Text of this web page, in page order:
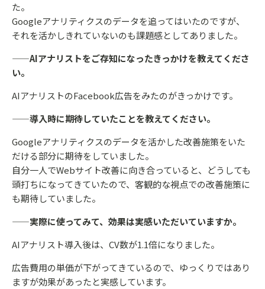
た。
Googleアナリティクスのデータを追ってはいたのですが、
それを活かしきれていないのも課題感としてありました。
——AIアナリストをご存知になったきっかけを教えてくださ
い。
AIアナリストのFacebook広告をみたのがきっかけです。
——導入時に期待していたことを教えてください。
Googleアナリティクスのデータを活かした改善施策をいた
だける部分に期待をしていました。
自分一人でWebサイト改善に向き合っていると、どうしても
頭打ちになってきていたので、客観的な視点での改善施策に
も期待していました。
——実際に使ってみて、効果は実感いただいていますか。
AIアナリスト導入後は、CV数が1.1倍になりました。
広告費用の単価が下がってきているので、ゆっくりではあり
ますが効果があったと実感しています。